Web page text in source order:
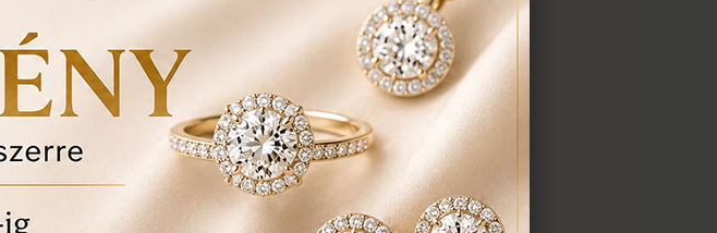
18 karátos
színe:
mint a képen
méret:
nem tudom